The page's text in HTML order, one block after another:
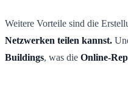
Weitere Vorteile sind die
Netzwerken teilen kannst.
Buildings, was die Online-